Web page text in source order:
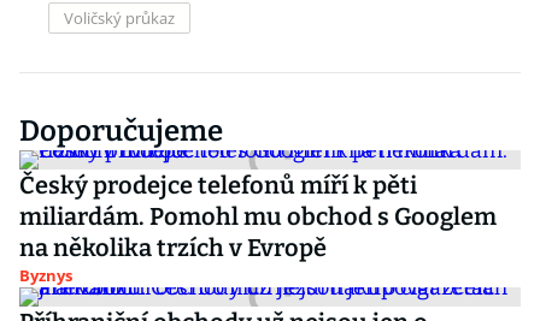
Voličský průkaz
Doporučujeme
Český prodejce telefonů míří k pěti
miliardám. Pomohl mu obchod s Googlem
na několika trzích v Evropě
Byznys